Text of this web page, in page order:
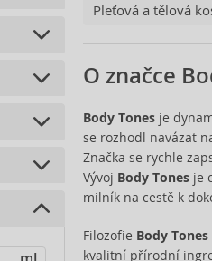
Pleťová a tělová
O značce
Body Tonesje
se rozhodl navázat
Značka se rychle
Vývoj Body Tonesje
milník na cestě k
Filozofie Body Tones
kvalitní přírodní